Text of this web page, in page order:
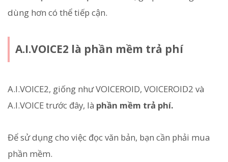
dùng hơn có thể tiếp cận.
A.I.VOICE2 là phần mềm trả phí
A.I.VOICE2, giống như VOICEROID, VOICEROID2 và
A.I.VOICE trước đây, là phần mềm trả phí.
Để sử dụng cho việc đọc văn bản, bạn cần phải mua
phần mềm.